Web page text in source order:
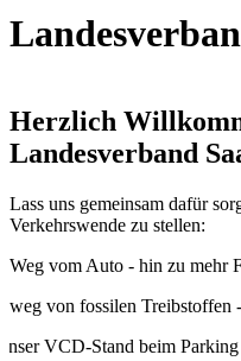
Herzlich
Landesverband
Lass uns gemeinsam dafür
Verkehrswende zu stellen:
Weg vom Auto - hin zu mehr
weg von fossilen Treibstoffen